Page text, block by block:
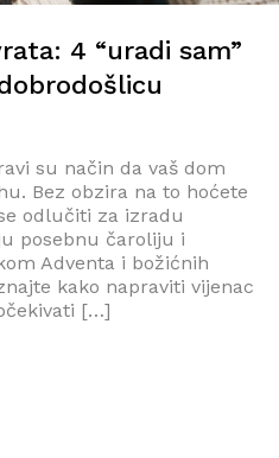
4 “uradi sam”
su način da vaš dom
Bez obzira na to hoćete
odlučiti za izradu
posebnu čaroliju i
Adventa i božićnih
kako napraviti vijenac
[…]